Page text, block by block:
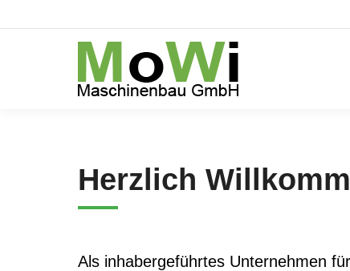
Herzlich
Als inhabergeführtes Unternehmen